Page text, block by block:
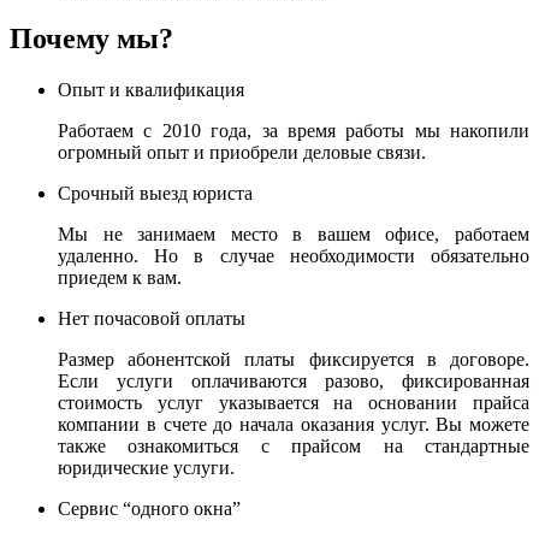
Почему мы?
Опыт и квалификация
Работаем с 2010 года, за время работы мы накопили
огромный опыт и приобрели деловые связи.
Срочный выезд юриста
Мы не занимаем место в вашем офисе, работаем
удаленно. Но в случае необходимости обязательно
приедем к вам.
Нет почасовой оплаты
Размер абонентской платы фиксируется в договоре.
Если услуги оплачиваются разово, фиксированная
стоимость услуг указывается на основании прайса
компании в счете до начала оказания услуг. Вы можете
также ознакомиться с прайсом на стандартные
юридические услуги.
Сервис “одного окна”